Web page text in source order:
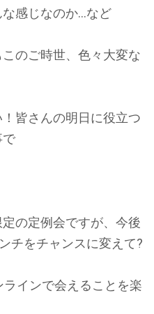
感じなのか…など
のご時世、色々大変な
皆さんの明日に役立つ
で
の定例会ですが、今後
チをチャンスに変えて?
インで会えることを楽